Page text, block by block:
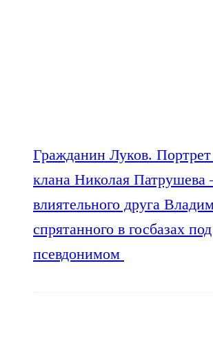
Гражданин Луков.
клана Николая
влиятельного друга
спрятанного в госбазах под
псевдонимом